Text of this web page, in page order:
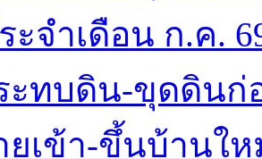
ะจำเดือน ก.ค.
ทบดิน-ขุดดินก่
ยเข้า-ขึ้นบ้านใ